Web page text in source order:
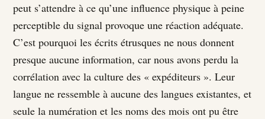
peut s’attendre à ce qu’une influence physique à peine
perceptible du signal provoque une réaction adéquate.
C’est pourquoi les écrits étrusques ne nous donnent
presque aucune information, car nous avons perdu la
corrélation avec la culture des « expéditeurs ». Leur
langue ne ressemble à aucune des langues existantes, et
seule la numération et les noms des mois ont pu être